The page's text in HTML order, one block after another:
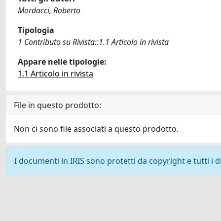
Mordacci, Roberto
Tipologia
1 Contributo su Rivista::1.1 Articolo in rivista
Appare nelle tipologie:
1.1 Articolo in rivista
File in questo prodotto:
Non ci sono file associati a questo prodotto.
I documenti in IRIS sono protetti da copyright e tutti i